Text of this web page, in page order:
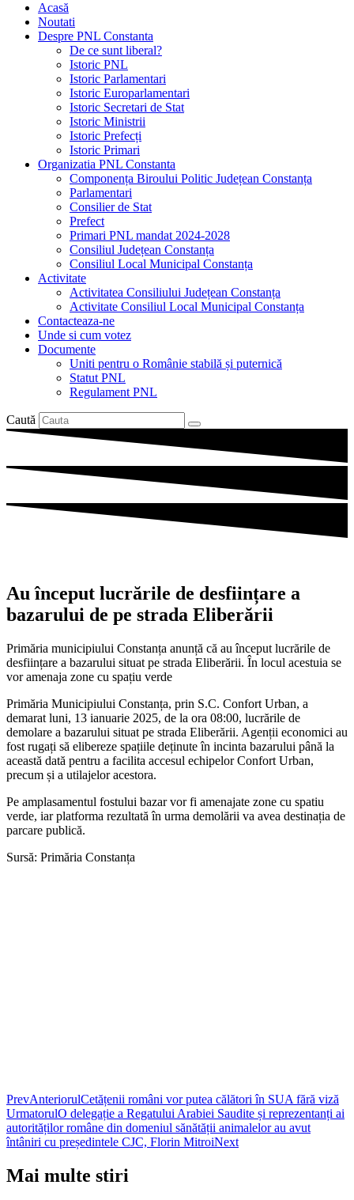
Acasă
Noutati
Despre PNL Constanta
De ce sunt liberal?
Istoric PNL
Istoric Parlamentari
Istoric Europarlamentari
Istoric Secretari de Stat
Istoric Ministrii
Istoric Prefecți
Istoric Primari
Organizatia PNL Constanta
Componența Biroului Politic Județean Constanța
Parlamentari
Consilier de Stat
Prefect
Primari PNL mandat 2024-2028
Consiliul Județean Constanța
Consiliul Local Municipal Constanța
Activitate
Activitatea Consiliului Județean Constanța
Activitate Consiliul Local Municipal Constanța
Contacteaza-ne
Unde si cum votez
Documente
Uniti pentru o Românie stabilă și puternică
Statut PNL
Regulament PNL
Caută
Au început lucrările de desființare a
bazarului de pe strada Eliberării
Primăria municipiului Constanța anunță că au început lucrările de
desființare a bazarului situat pe strada Eliberării. În locul acestuia se
vor amenaja zone cu spațiu verde
Primăria Municipiului Constanța, prin S.C. Confort Urban, a
demarat luni, 13 ianuarie 2025, de la ora 08:00, lucrările de
demolare a bazarului situat pe strada Eliberării. Agenții economici au
fost rugați să elibereze spațiile deținute în incinta bazarului până la
această dată pentru a facilita accesul echipelor Confort Urban,
precum și a utilajelor acestora.
Pe amplasamentul fostului bazar vor fi amenajate zone cu spatiu
verde, iar platforma rezultată în urma demolării va avea destinația de
parcare publică.
Sursă: Primăria Constanța
PrevAnteriorulCetățenii români vor putea călători în SUA fără viză
UrmatorulO delegație a Regatului Arabiei Saudite și reprezentanți ai
autorităților române din domeniul sănătății animalelor au avut
întâniri cu președintele CJC, Florin MitroiNext
Mai multe stiri